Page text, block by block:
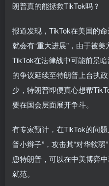
朗普真的能拯救TikTok吗？
报道发现，TikTok在美国的
就会有“重大进展”，由于被美
TikTok在法律战中可能前景
的争议延续至特朗普上台执
少，特朗普即便真心想帮
要在国会层面展开争斗。
有专家预计，在TikTok的问
普小辫子”，攻击其“对华软
恿特朗普，可以在中美博弈
就范。